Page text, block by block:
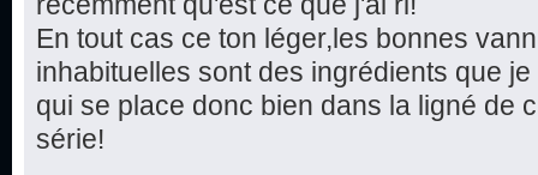
En tout cas ce ton léger,les bonnes
inhabituelles sont des ingrédients que
qui se place donc bien dans la ligné de
série!